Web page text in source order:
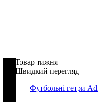
Товар тижня
Швидкий перегляд
Футбольні гетри